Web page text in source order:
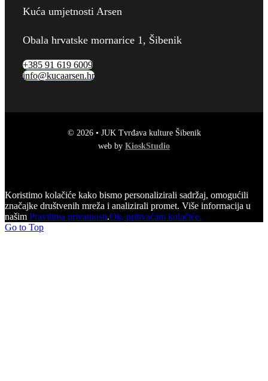
Kuća umjetnosti Arsen
Obala hrvatske mornarice 1, Šibenik
+385 91 619 6009
info@kucaarsen.hr
© 2026 • JUK Tvrđava kulture Šibenik
web by KioskStudio
Koristimo kolačiće kako bismo personalizirali sadržaj, omogućili
značajke društvenih mreža i analizirali promet. Više informacija u
našim Pravilima privatnosti.Ok, prihvaćam kolačiće.
Go to Top